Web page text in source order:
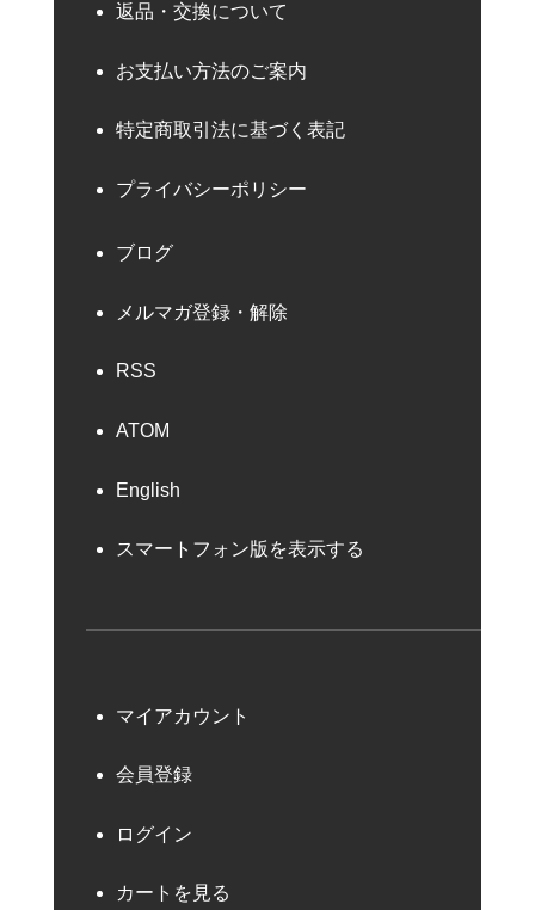
返品・交換について
お支払い方法のご案内
特定商取引法に基づく表記
プライバシーポリシー
ブログ
メルマガ登録・解除
RSS
ATOM
English
スマートフォン版を表示する
マイアカウント
会員登録
ログイン
カートを見る